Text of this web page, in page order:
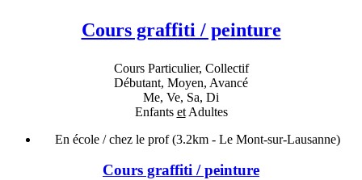
Cours graffiti / peinture
Cours Particulier, Collectif
Débutant, Moyen, Avancé
Me, Ve, Sa, Di
Enfants etAdultes
En école / chez le prof(3.2km - Le Mont-sur-Lausanne)
Cours graffiti / peinture